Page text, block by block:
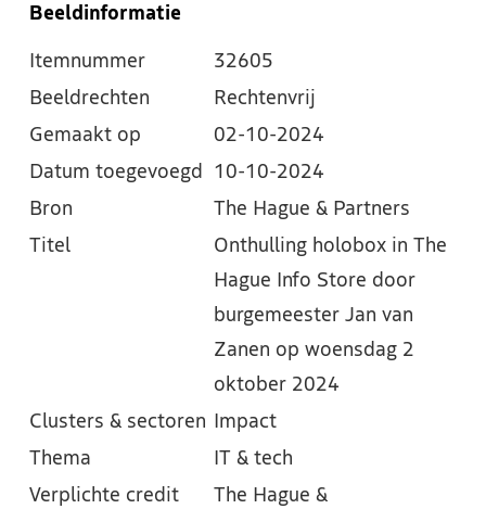
Beeldinformatie
Itemnummer
32605
Beeldrechten
Rechtenvrij
Gemaakt op
02-10-2024
Datum toegevoegd
10-10-2024
Bron
The Hague & Partners
Titel
Onthulling holobox in The
Hague Info Store door
burgemeester Jan van
Zanen op woensdag 2
oktober 2024
Clusters & sectoren Impact
Thema
IT & tech
Verplichte credit
The Hague &